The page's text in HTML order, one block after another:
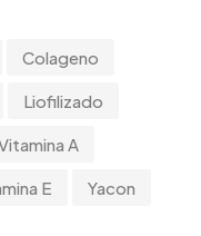
Colageno
Liofilizado
A
E Yacon